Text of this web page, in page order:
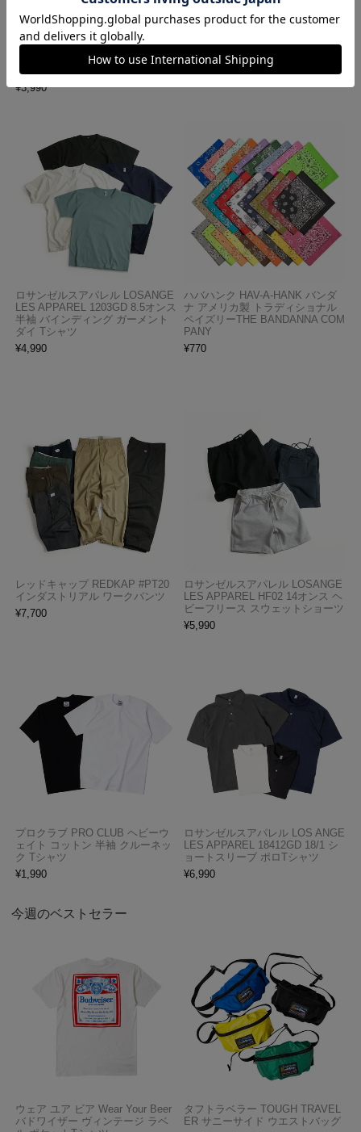
ロサンゼルスアパレル LOSANGE
LES APPAREL 1809GD 6.5オンス
半袖 ガーメントダイ ポケットTシ
ャツ
¥3,990
スウェイト 半袖 ポケット Tシャ
ツ MADE IN USA
¥7,990
ロサンゼルスアパレル LOSANGE
LES APPAREL 1203GD 8.5オンス
半袖 バインディング ガーメント
ダイ Tシャツ
¥4,990
ハバハンク HAV-A-HANK バンダ
ナ アメリカ製 トラディショナル
ペイズリーTHE BANDANNA COM
PANY
¥770
レッドキャップ REDKAP #PT20
インダストリアル ワークパンツ
¥7,700
ロサンゼルスアパレル LOSANGE
LES APPAREL HF02 14オンス ヘ
ビーフリース スウェットショーツ
¥5,990
プロクラブ PRO CLUB ヘビーウ
ェイト コットン 半袖 クルーネッ
ク Tシャツ
¥1,990
ロサンゼルスアパレル LOS ANGE
LES APPAREL 18412GD 18/1 シ
ョートスリーブ ポロTシャツ
¥6,990
今週のベストセラー
ウェア ユア ビア Wear Your Beer
バドワイザー ヴィンテージ ラベ
タフトラベラー TOUGH TRAVEL
ER サニーサイド ウエストバッグ